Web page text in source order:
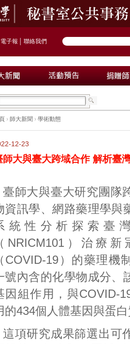
電子報 聯絡我們
› 師大新聞 › 學術動態
12-23
師大與臺大跨域合作 解析臺
臺師大與臺大研究團隊
資訊學、網路藥理學與
統性分析探索臺
（NRICM101）治療
（COVID-19）的藥理機
號內含的化學物成分、
因組作用，與COVID-
的434個人體基因與蛋
這項研究成果篩選出可